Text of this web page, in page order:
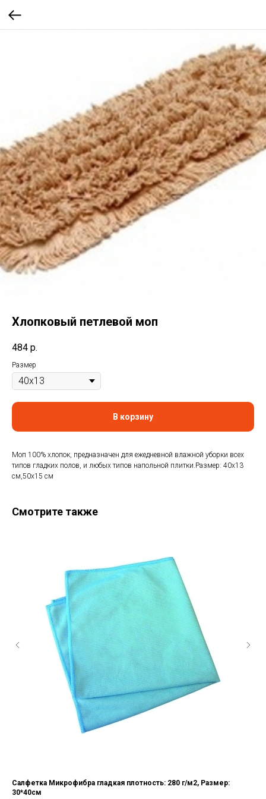
Хлопковый петлевой моп
484 р.
Размер
В корзину
Моп 100% хлопок, предназначен для ежедневной влажной уборки всех
типов гладких полов, и любых типов напольной плитки.Размер: 40х13
см,50х15 см
Смотрите также
Салфетка Микрофибра гладкая плотность: 280 г/м2, Размер:
30*40см